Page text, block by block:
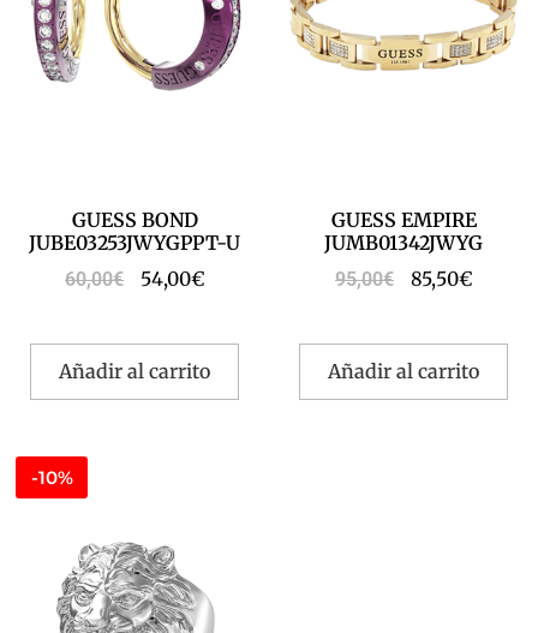
GUESS BOND
JUBE03253JWYGPPT-U
60,00€ 54,00€
Añadir al carrito
GUESS EMPIRE
JUMB01342JWYG
95,00€ 85,50€
Añadir al carrito
-10%